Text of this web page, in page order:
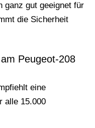
ganz gut geeignet für
die Sicherheit
Peugeot-208
eine
alle 15.000